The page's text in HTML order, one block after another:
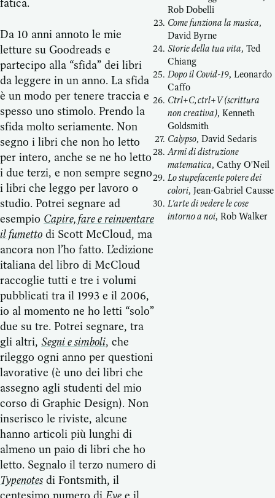
Da 10 anni annoto le mie
letture su Goodreads e
partecipo alla “sfida” dei libri
da leggere in un anno. La sfida
è un modo per tenere traccia e
spesso uno stimolo. Prendo la
sfida molto seriamente. Non
segno i libri che non ho letto
per intero, anche se ne ho letto
i due terzi, e non sempre segno
i libri che leggo per lavoro o
studio. Potrei segnare ad
esempio Capire, fare e reinventare
il fumetto di Scott McCloud, ma
ancora non l’ho fatto. L’edizione
italiana del libro di McCloud
raccoglie tutti e tre i volumi
pubblicati tra il 1993 e il 2006,
io al momento ne ho letti “solo”
due su tre. Potrei segnare, tra
gli altri, Segni e simboli, che
rileggo ogni anno per questioni
lavorative (è uno dei libri che
assegno agli studenti del mio
corso di Graphic Design). Non
inserisco le riviste, alcune
hanno articoli più lunghi di
almeno un paio di libri che ho
letto. Segnalo il terzo numero di
Typenotesdi Fontsmith, il
centesimo numero di Eye e il
Rob Dobelli
Come funziona la musica,
David Byrne
Storie della tua vita, Ted
Chiang
Dopo il Covid-19, Leonardo
Caffo
Ctrl+C, ctrl+V (scrittura
non creativa), Kenneth
Goldsmith
Calypso, David Sedaris
Armi di distruzione
matematica, Cathy O'Neil
Lo stupefacente potere dei
colori, Jean-Gabriel Causse
L'arte di vedere le cose
intorno a noi, Rob Walker